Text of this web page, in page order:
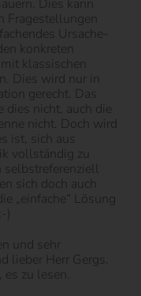
Dies kann
Ursache-
konkreten
klassischen
Dies wird nur in
gerecht. Das
nicht, auch die
nicht. Doch wird
ist, sich aus
vollständig zu
selbstreferenziell
sich doch auch
„einfache“ Lösung
)
und sehr
lieber Herr Gergs.
zu lesen.